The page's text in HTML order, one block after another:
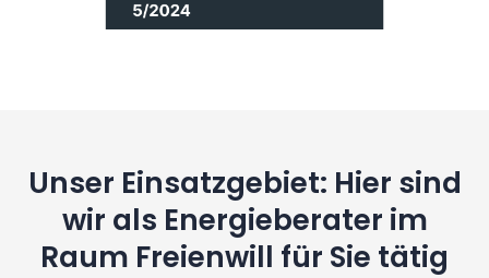
Unser Einsatzgebiet: Hier sind
wir als Energieberater im
Raum Freienwill für Sie tätig